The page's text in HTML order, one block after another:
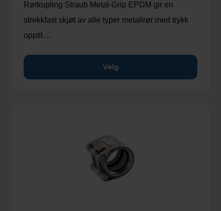
Rørkupling Straub Metal-Grip EPDM gir en
strekkfast skjøt av alle typer metallrør med trykk
opptil…
Velg